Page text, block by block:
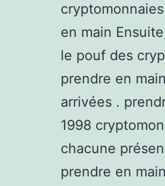
en main
le pouf des
prendre en
arrivées .
1998
chacune
prendre en